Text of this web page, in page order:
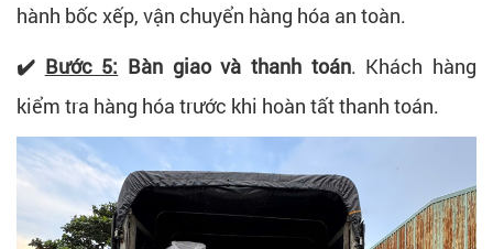
hành bốc xếp, vận chuyển hàng hóa an toàn.
✔️ Bước 5: Bàn giao và thanh toán. Khách hàng
kiểm tra hàng hóa trước khi hoàn tất thanh toán.